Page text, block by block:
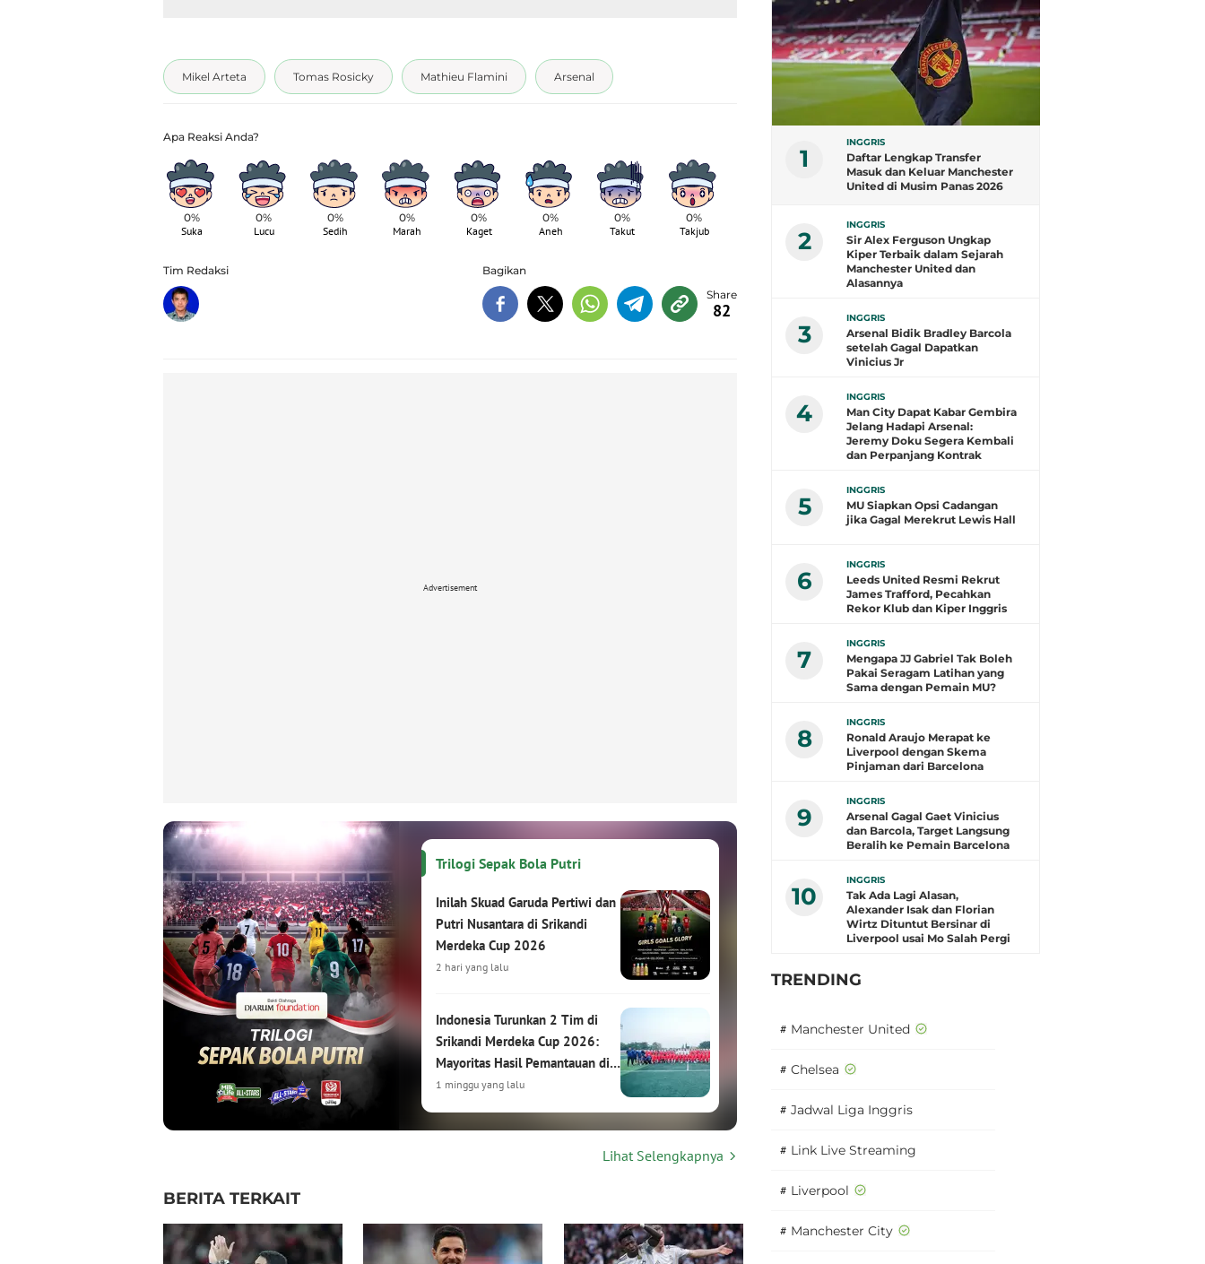
Mikel Arteta Tomas Rosicky Mathieu Flamini Arsenal
0%
Suka
0%
Lucu
0%
Sedih
0%
Marah
0%
Kaget
0%
Aneh
0%
Takut
0%
Takjub
Tim Redaksi Bagikan
82
Advertisement
Trilogi Sepak Bola Putri
Inilah Skuad Garuda Pertiwi dan
Putri Nusantara di Srikandi
Merdeka Cup 2026
2 hari yang lalu
Indonesia Turunkan 2 Tim di
Srikandi Merdeka Cup 2026:
Mayoritas Hasil Pemantauan di
HYDROPLUS Soccer League
1 minggu yang lalu
Hasil Drawing Srikandi Merdeka
Lihat Selengkapnya
BERITA TERKAIT
1
INGGRIS
Daftar Lengkap Transfer
Masuk dan Keluar Manchester
United di Musim Panas 2026
2
INGGRIS
Sir Alex Ferguson Ungkap
Kiper Terbaik dalam Sejarah
Manchester United dan
Alasannya
3
INGGRIS
Arsenal Bidik Bradley Barcola
setelah Gagal Dapatkan
Vinicius Jr
4
INGGRIS
Man City Dapat Kabar Gembira
Jelang Hadapi Arsenal:
Jeremy Doku Segera Kembali
dan Perpanjang Kontrak
5
INGGRIS
MU Siapkan Opsi Cadangan
jika Gagal Merekrut Lewis Hall
6
INGGRIS
Leeds United Resmi Rekrut
James Trafford, Pecahkan
Rekor Klub dan Kiper Inggris
7
INGGRIS
Mengapa JJ Gabriel Tak Boleh
Pakai Seragam Latihan yang
Sama dengan Pemain MU?
8
INGGRIS
Ronald Araujo Merapat ke
Liverpool dengan Skema
Pinjaman dari Barcelona
9
INGGRIS
Arsenal Gagal Gaet Vinicius
dan Barcola, Target Langsung
Beralih ke Pemain Barcelona
10
INGGRIS
Tak Ada Lagi Alasan,
Alexander Isak dan Florian
Wirtz Dituntut Bersinar di
Liverpool usai Mo Salah Pergi
TRENDING
# Manchester United
# Chelsea
# Jadwal Liga Inggris
# Link Live Streaming
# Liverpool
# Manchester City